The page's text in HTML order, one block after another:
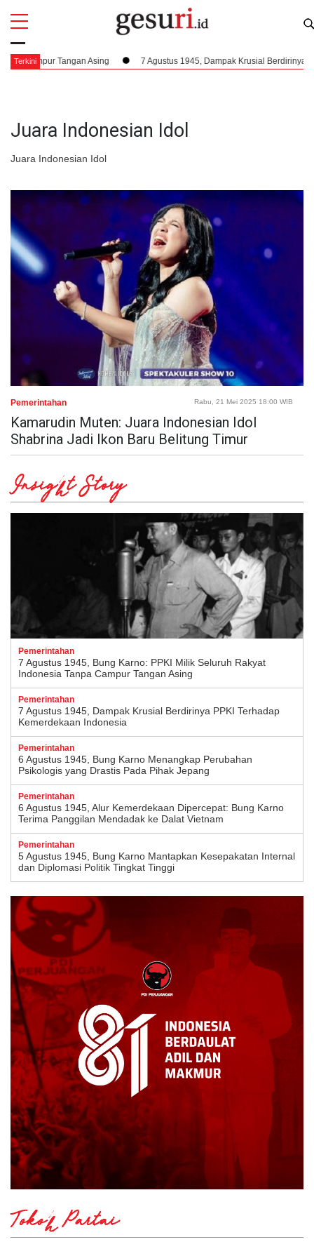
TerkiniTangan Asing 7 Agustus 1945, Dampak Krusial Berdirinya PPKI
Juara Indonesian Idol
Juara Indonesian Idol
All
Pemerintahan Rabu, 21 Mei 2025 18:00 WIB
Kamarudin Muten: Juara Indonesian Idol
Shabrina Jadi Ikon Baru Belitung Timur
Insight Story
Pemerintahan
7 Agustus 1945, Bung Karno: PPKI Milik Seluruh Rakyat
Indonesia Tanpa Campur Tangan Asing
Pemerintahan
7 Agustus 1945, Dampak Krusial Berdirinya PPKI Terhadap
Kemerdekaan Indonesia
Pemerintahan
6 Agustus 1945, Bung Karno Menangkap Perubahan
Psikologis yang Drastis Pada Pihak Jepang
Pemerintahan
6 Agustus 1945, Alur Kemerdekaan Dipercepat: Bung Karno
Terima Panggilan Mendadak ke Dalat Vietnam
Pemerintahan
5 Agustus 1945, Bung Karno Mantapkan Kesepakatan Internal
dan Diplomasi Politik Tingkat Tinggi
Tokoh Partai